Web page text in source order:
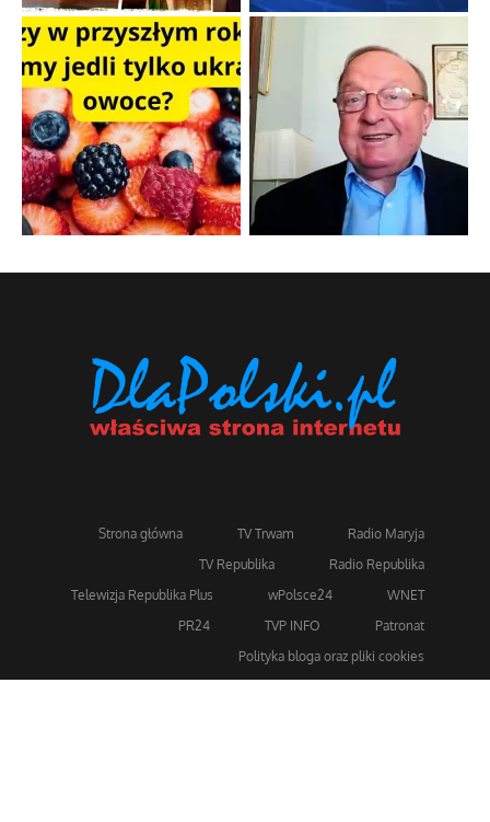
Strona główna TV Trwam
Radio Maryja
TV Republika
Radio Republika
Telewizja Republika Plus
wPolsce24
WNET
PR24
TVP INFO
Patronat
Polityka bloga oraz pliki cookies